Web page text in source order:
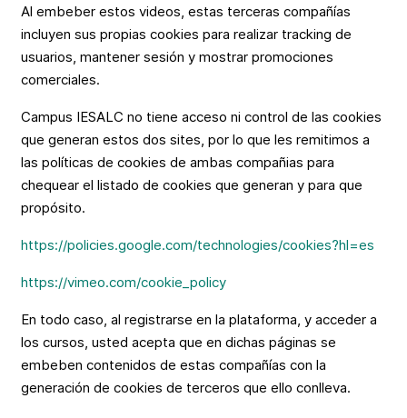
Al embeber estos videos, estas terceras compañías
incluyen sus propias cookies para realizar tracking de
usuarios, mantener sesión y mostrar promociones
comerciales.
Campus IESALC no tiene acceso ni control de las cookies
que generan estos dos sites, por lo que les remitimos a
las políticas de cookies de ambas compañias para
chequear el listado de cookies que generan y para que
propósito.
https://policies.google.com/technologies/cookies?hl=es
https://vimeo.com/cookie_policy
En todo caso, al registrarse en la plataforma, y acceder a
los cursos, usted acepta que en dichas páginas se
embeben contenidos de estas compañías con la
generación de cookies de terceros que ello conlleva.